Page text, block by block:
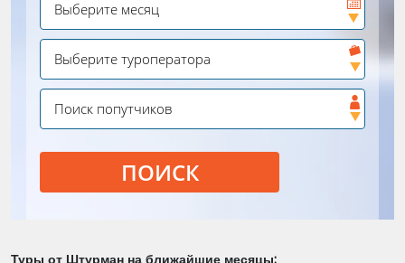
ПОИСК
Туры от Штурман на ближайшие месяцы: